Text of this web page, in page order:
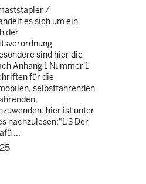
/
es sich um ein
der
sind hier die
Anhang 1 Nummer 1
für die
selbstfahrenden
hier ist unter
nachzulesen:"1.3 Der
...